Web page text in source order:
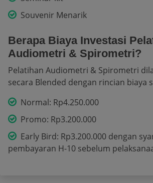
Souvenir Menarik
Berapa Biaya Investasi
Audiometri & Spirometri?
Pelatihan Audiometri & Spirometri
secara Blended dengan rincian biaya
Normal: Rp4.250.000
Promo: Rp3.200.000
Early Bird: Rp3.200.000 dengan
pembayaran H-10 sebelum